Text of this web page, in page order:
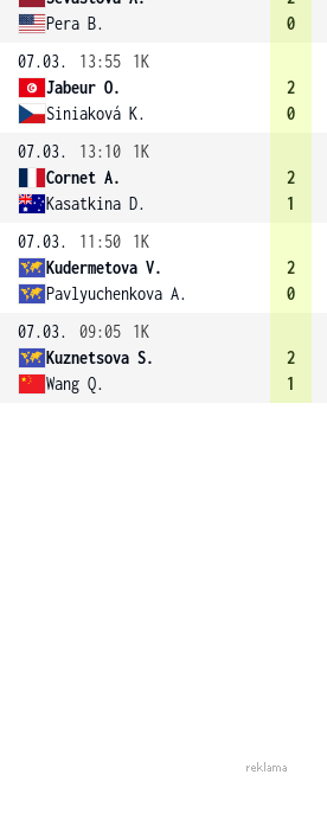
Pera B.
0
07.03.
13:55
1K
Jabeur O.
Siniaková K.
2
0
07.03.
13:10
1K
Cornet A.
Kasatkina D.
2
1
07.03.
11:50
1K
Kudermetova V.
Pavlyuchenkova A.
2
0
07.03.
09:05
1K
Kuznetsova S.
Wang Q.
2
1